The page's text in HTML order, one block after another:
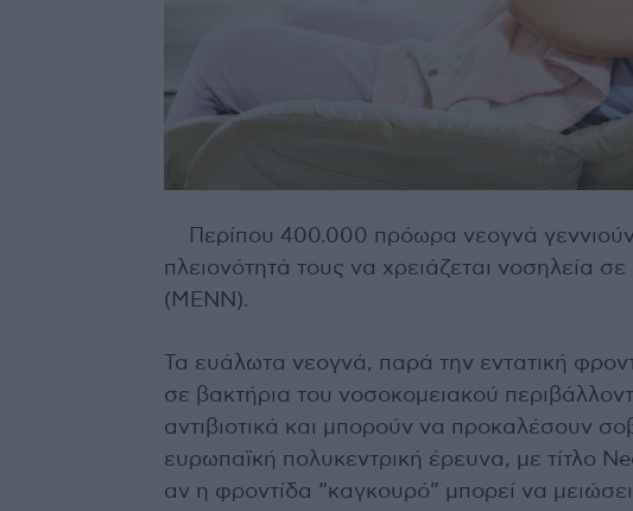
Περίπου 400.000 πρόωρα νεογνά
πλειονότητά τους να χρειάζεται νοσηλεία
(ΜΕΝΝ).
Τα ευάλωτα νεογνά, παρά την εντατική
σε βακτήρια του νοσοκομειακού
αντιβιοτικά και μπορούν να προκαλέσουν
ευρωπαϊκή πολυκεντρική έρευνα, με τίτλο
αν η φροντίδα “καγκουρό” μπορεί να